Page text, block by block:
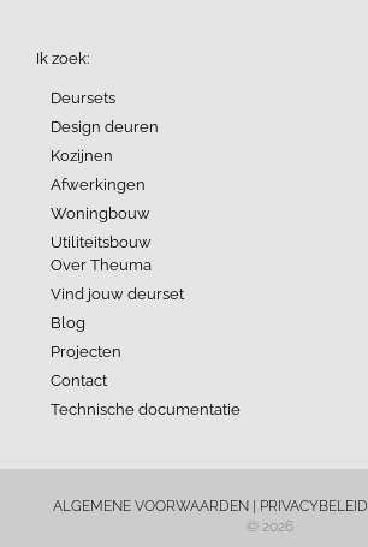
Ik zoek:
Deursets
Design deuren
Kozijnen
Afwerkingen
Woningbouw
Utiliteitsbouw
Over Theuma
Vind jouw deurset
Blog
Projecten
Contact
Technische documentatie
ALGEMENE VOORWAARDEN PRIVACYBELEID
© 2026